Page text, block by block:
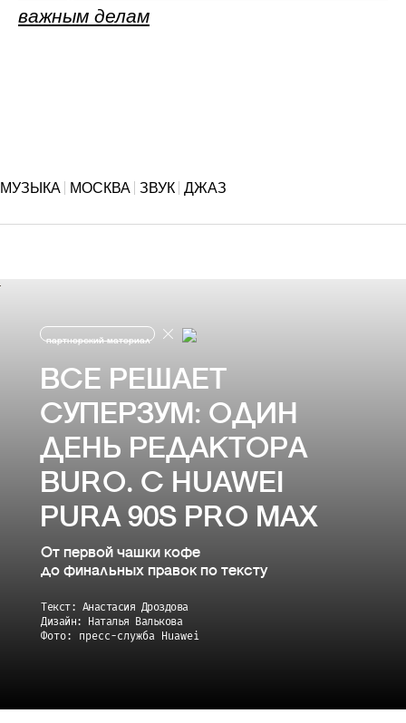
важным делам
МУЗЫКА МОСКВА ЗВУК ДЖАЗ
партнерский материал
ВСЕ РЕШАЕТ
СУПЕРЗУМ: ОДИН
ДЕНЬ РЕДАКТОРА
BURO. С HUAWEI
PURA 90S PRO MAX
От первой чашки кофе
до финальных правок по тексту
Текст: Анастасия Дроздова
Дизайн: Наталья Валькова
Фото: пресс-служба Huawei